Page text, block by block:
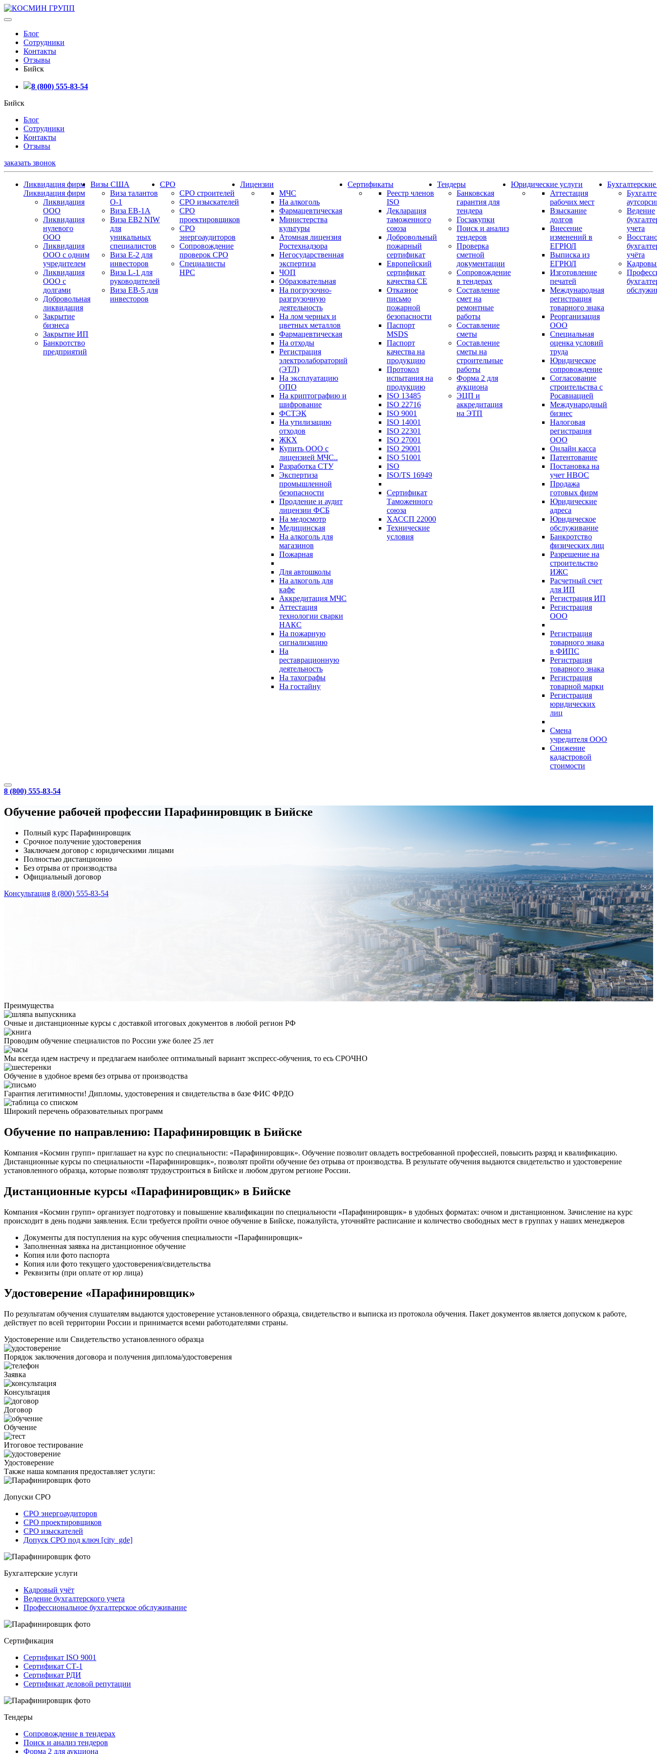
Блог
Сотрудники
Контакты
Отзывы
Бийск
8 (800) 555-83-54
Бийск
Блог
Сотрудники
Контакты
Отзывы
заказать звонок
Ликвидация фирм
Ликвидация фирм
Ликвидация
ООО
Ликвидация
нулевого
ООО
Ликвидация
ООО с одним
учредителем
Ликвидация
ООО с
долгами
Добровольная
ликвидация
Закрытие
бизнеса
Закрытие ИП
Банкротство
предприятий
Визы США
Виза талантов
О-1
Виза EB-1A
Виза EB2 NIW
для
уникальных
специалистов
Виза E-2 для
инвесторов
Виза L-1 для
руководителей
Виза EB-5 для
инвесторов
СРО
СРО строителей
СРО изыскателей
СРО
проектировщиков
СРО
энергоаудиторов
Сопровождение
проверок СРО
Специалисты
НРС
Лицензии
МЧС
На алкоголь
Фармацевтическая
Министерства
культуры
Атомная лицензия
Ростехнадзора
Негосударственная
экспертиза
ЧОП
Образовательная
На погрузочно-
разгрузочную
деятельность
На лом черных и
цветных металлов
Фармацевтическая
На отходы
Регистрация
электролабораторий
(ЭТЛ)
На эксплуатацию
ОПО
На криптографию и
шифрование
ФСТЭК
На утилизацию
отходов
ЖКХ
Купить ООО с
лицензией МЧС..
Разработка СТУ
Экспертиза
промышленной
безопасности
Продление и аудит
лицензии ФСБ
На медосмотр
Медицинская
На алкоголь для
магазинов
Пожарная
Для автошколы
На алкоголь для
кафе
Аккредитация МЧС
Аттестация
технологии сварки
НАКС
На пожарную
сигнализацию
На
реставрационную
деятельность
На тахографы
На гостайну
Сертификаты
Реестр членов
ISO
Декларация
таможенного
союза
Добровольный
пожарный
сертификат
Европейский
сертификат
качества СЕ
Отказное
письмо
пожарной
безопасности
Паспорт
МSDS
Паспорт
качества на
продукцию
Протокол
испытания на
продукцию
ISO 13485
ISO 22716
ISO 9001
ISO 14001
ISO 22301
ISO 27001
ISO 29001
ISO 51001
ISO
ISO/TS 16949
Сертификат
Таможенного
союза
ХАССП 22000
Технические
условия
Тендеры
Банковская
гарантия для
тендера
Госзакупки
Поиск и анализ
тендеров
Проверка
сметной
документации
Сопровождение
в тендерах
Составление
смет на
ремонтные
работы
Составление
сметы
Составление
сметы на
строительные
работы
Форма 2 для
аукциона
ЭЦП и
аккредитация
на ЭТП
Юридические услуги
Аттестация
рабочих мест
Взыскание
долгов
Внесение
изменений в
ЕГРЮЛ
Выписка из
ЕГРЮЛ
Изготовление
печатей
Международная
регистрация
товарного знака
Реорганизация
ООО
Специальная
оценка условий
труда
Юридическое
сопровождение
Согласование
строительства с
Росавиацией
Международный
бизнес
Налоговая
регистрация
ООО
Онлайн касса
Патентование
Постановка на
учет НВОС
Продажа
готовых фирм
Юридические
адреса
Юридическое
обслуживание
Банкротство
физических лиц
Разрешение на
строительство
ИЖС
Расчетный счет
для ИП
Регистрация ИП
Регистрация
ООО
Регистрация
товарного знака
в ФИПС
Регистрация
товарного знака
Регистрация
товарной марки
Регистрация
юридических
лиц
Смена
учредителя ООО
Снижение
кадастровой
стоимости
Ведение
учета
учёта
8 (800) 555-83-54
Обучение рабочей профессии Парафинировщик в Бийске
Полный курс Парафинировщик
Срочное получение удостоверения
Заключаем договор с юридическими лицами
Полностью дистанционно
Без отрыва от производства
Официальный договор
Консультация 8 (800) 555-83-54
Преимущества
Очные и дистанционные курсы с доставкой итоговых документов в любой регион РФ
Проводим обучение специалистов по России уже более 25 лет
Мы всегда идем настречу и предлагаем наиболее оптимальный вариант экспресс-обучения, то есь СРОЧНО
Обучение в удобное время без отрыва от производства
Гарантия легитимности! Дипломы, удостоверения и свидетельства в базе ФИС ФРДО
Широкий перечень образовательных программ
Обучение по направлению: Парафинировщик в Бийске
Компания «Космин групп» приглашает на курс по специальности: «Парафинировщик». Обучение позволит овладеть востребованной профессией, повысить разряд и квалификацию.
Дистанционные курсы по специальности «Парафинировщик», позволят пройти обучение без отрыва от производства. В результате обучения выдаются свидетельство и удостоверение
установленного образца, которые позволят трудоустроиться в Бийске и любом другом регионе России.
Дистанционные курсы «Парафинировщик» в Бийске
Компания «Космин групп» организует подготовку и повышение квалификации по специальности «Парафинировщик» в удобных форматах: очном и дистанционном. Зачисление на курс
происходит в день подачи заявления. Если требуется пройти очное обучение в Бийске, пожалуйста, уточняйте расписание и количество свободных мест в группах у наших менеджеров
Документы для поступления на курс обучения специальности «Парафинировщик»
Заполненная заявка на дистанционное обучение
Копия или фото паспорта
Копия или фото текущего удостоверения/свидетельства
Реквизиты (при оплате от юр лица)
Удостоверение «Парафинировщик»
По результатам обучения слушателям выдаются удостоверение установленного образца, свидетельство и выписка из протокола обучения. Пакет документов является допуском к работе,
действует по всей территории России и принимается всеми работодателями страны.
Удостоверение или Свидетельство установленного образца
Порядок заключения договора и получения диплома/удостоверения
Заявка
Консультация
Договор
Обучение
Итоговое тестирование
Удостоверение
Также наша компания предоставляет услуги:
Допуски СРО
СРО энергоаудиторов
СРО проектировщиков
СРО изыскателей
Допуск СРО под ключ [city_gde]
Бухгалтерские услуги
Кадровый учёт
Ведение бухгалтерского учета
Профессиональное бухгалтерское обслуживание
Сертификация
Сертификат ISO 9001
Сертификат СТ-1
Сертификат РДИ
Сертификат деловой репутации
Тендеры
Сопровождение в тендерах
Поиск и анализ тендеров
Форма 2 для аукциона